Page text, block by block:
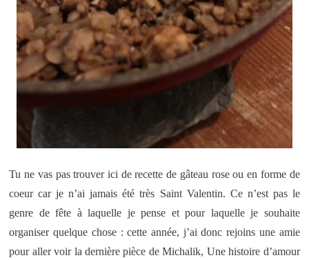
Tu ne vas pas trouver ici de recette de gâteau rose ou en forme de
coeur car je n’ai jamais été très Saint Valentin. Ce n’est pas le
genre de fête à laquelle je pense et pour laquelle je souhaite
organiser quelque chose : cette année, j’ai donc rejoins une amie
pour aller voir la dernière pièce de Michalik, Une histoire d’amour